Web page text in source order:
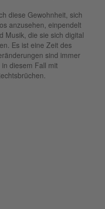
diese Gewohnheit, sich
anzusehen, einpendelt
Musik, die sie sich digital
Es ist eine Zeit des
sind immer
diesem Fall mit